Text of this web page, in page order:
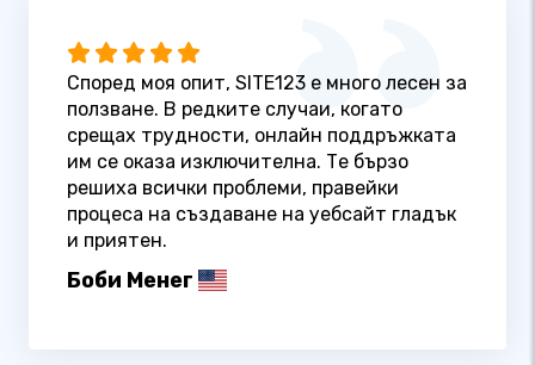
Според моя опит, SITE123 е много лесен за
ползване. В редките случаи, когато
срещах трудности, онлайн поддръжката
им се оказа изключителна. Те бързо
решиха всички проблеми, правейки
процеса на създаване на уебсайт гладък
и приятен.
Боби Менег